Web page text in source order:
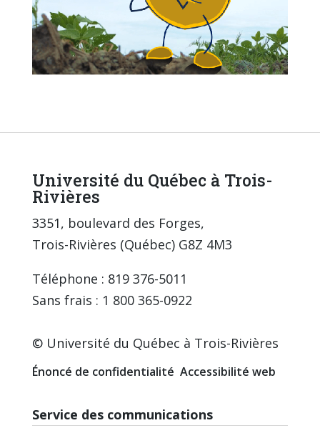
Université du Québec à Trois-
Rivières
3351, boulevard des Forges,
Trois-Rivières (Québec) G8Z 4M3
Téléphone : 819 376-5011
Sans frais : 1 800 365-0922
© Université du Québec à Trois-Rivières
Énoncé de confidentialité Accessibilité web
Service des communications